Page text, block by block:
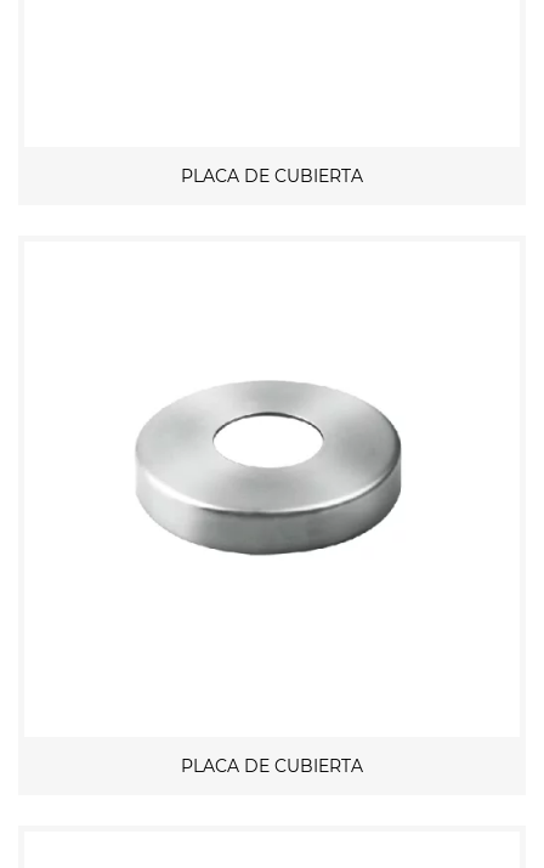
PLACA DE CUBIERTA
PLACA DE CUBIERTA